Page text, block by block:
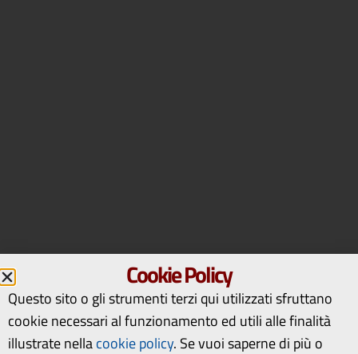
Cookie Policy
Questo sito o gli strumenti terzi qui utilizzati sfruttano
cookie necessari al funzionamento ed utili alle finalità
illustrate nellacookie policy. Se vuoi saperne di più o